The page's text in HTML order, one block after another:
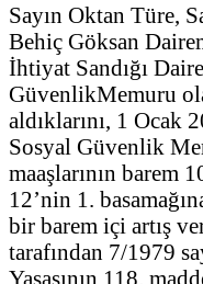
Sayın Oktan Türe,
Behiç Göksan
İhtiyat Sandığı
GüvenlikMemuru
aldıklarını, 1 Ocak
Sosyal Güvenlik
maaşlarının barem
12’nin 1.
bir barem içi artış
tarafından 7/1979
Yasasının 118.